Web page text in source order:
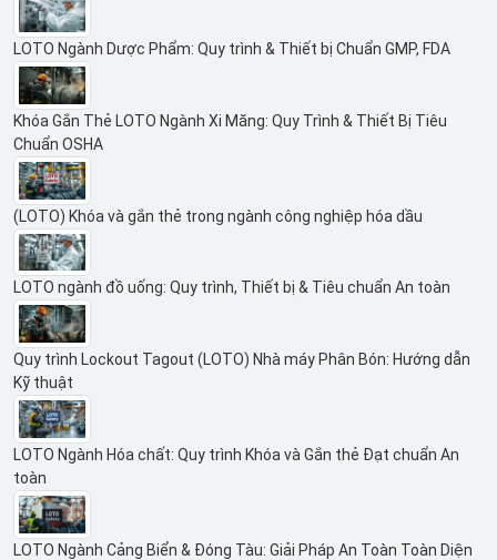
LOTO Ngành Dược Phẩm: Quy trình & Thiết bị Chuẩn GMP, FDA
Khóa Gắn Thẻ LOTO Ngành Xi Măng: Quy Trình & Thiết Bị Tiêu
Chuẩn OSHA
(LOTO) Khóa và gắn thẻ trong ngành công nghiệp hóa dầu
LOTO ngành đồ uống: Quy trình, Thiết bị & Tiêu chuẩn An toàn
Quy trình Lockout Tagout (LOTO) Nhà máy Phân Bón: Hướng dẫn
Kỹ thuật
LOTO Ngành Hóa chất: Quy trình Khóa và Gắn thẻ Đạt chuẩn An
toàn
LOTO Ngành Cảng Biển & Đóng Tàu: Giải Pháp An Toàn Toàn Diện